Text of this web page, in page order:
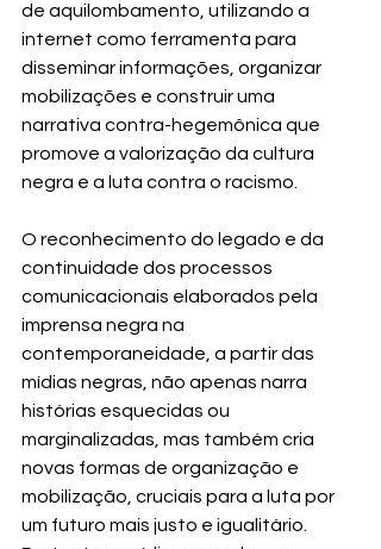
de aquilombamento, utilizando a
internet como ferramenta para
disseminar informações, organizar
mobilizações e construir uma
narrativa contra-hegemônica que
promove a valorização da cultura
negra e a luta contra o racismo.
O reconhecimento do legado e da
continuidade dos processos
comunicacionais elaborados pela
imprensa negra na
contemporaneidade, a partir das
mídias negras, não apenas narra
histórias esquecidas ou
marginalizadas, mas também cria
novas formas de organização e
mobilização, cruciais para a luta por
um futuro mais justo e igualitário.